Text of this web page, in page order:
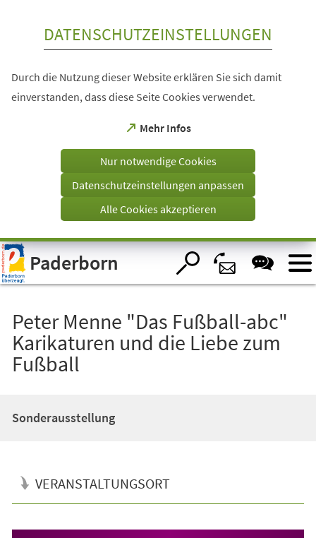
Visuelle
Assistenzsoftware
öffnen.
DATENSCHUTZEINSTELLUNGEN
Durch die Nutzung dieser Website erklären Sie sich damit
einverstanden, dass diese Seite Cookies verwendet.
Mehr Infos
(Öffnet
einem
Tab)
Nur notwendige Cookies
Datenschutzeinstellungen anpassen
Alle Cookies akzeptieren
Paderborn
Peter Menne "Das Fußball-abc"
Karikaturen und die Liebe zum
Fußball
Sonderausstellung
VERANSTALTUNGSORT